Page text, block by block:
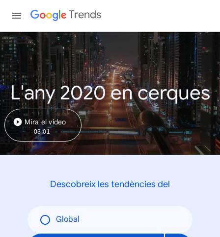
Trends
L'any 2020 en cerques
Mira el vídeo
03:01
Descobreix les tendències del
Global